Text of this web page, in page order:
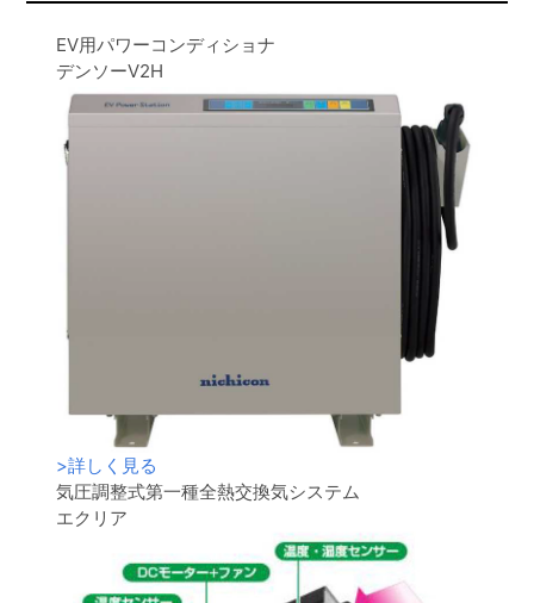
EV用パワーコンディショナ
デンソーV2H
>詳しく見る
気圧調整式第一種全熱交換気システム
エクリア